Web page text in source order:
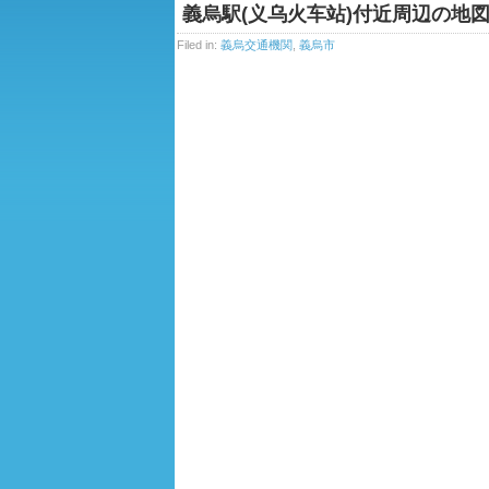
義烏駅(义乌火车站)付近周辺の地図
Filed in: 義烏交通機関 義烏市